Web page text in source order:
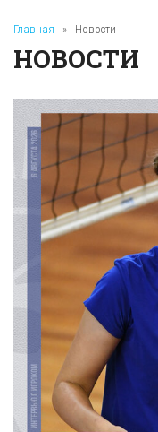
Главная » Новости
НОВОСТИ